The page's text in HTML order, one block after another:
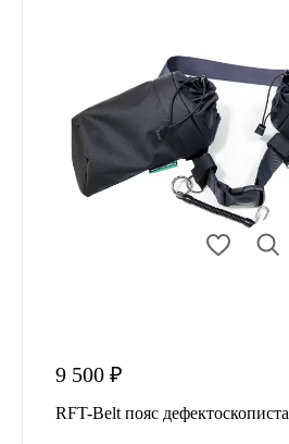
9 500 ₽
RFT-Belt пояс дефектоскописта